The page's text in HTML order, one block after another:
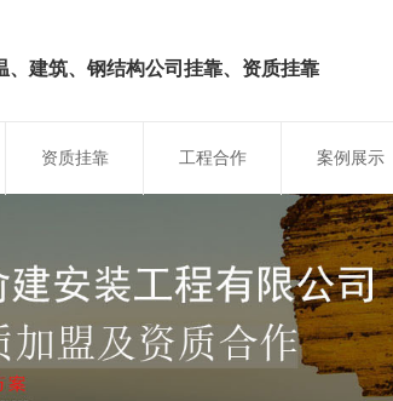
资质挂靠 工程合作 案例展示
、建筑、钢结构公司挂靠、资质挂靠